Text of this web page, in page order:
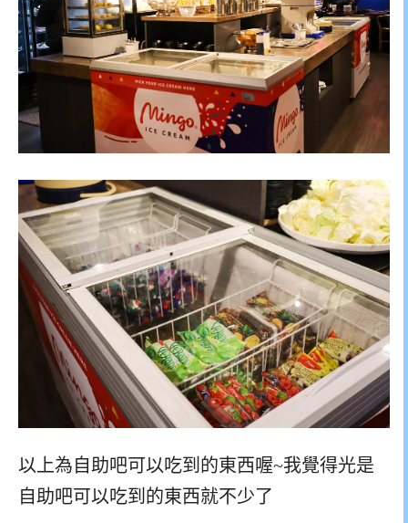
以上為自助吧可以吃到的東西喔~我覺得光是
自助吧可以吃到的東西就不少了